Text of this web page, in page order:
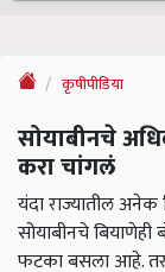
कृषीपीडिया
सोयाबीनचे
करा चांगलं
यंदा राज्यातील
सोयाबीनचे बियाणेही
फटका बसला आहे. तर